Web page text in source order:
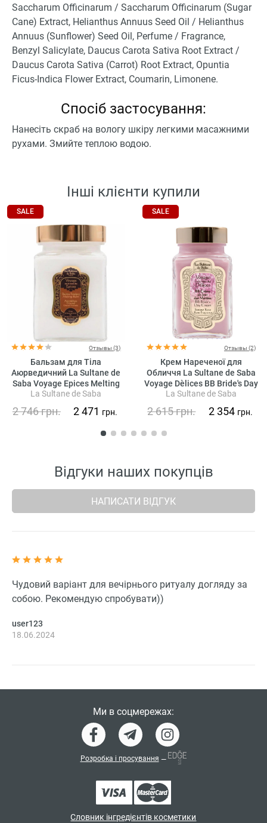
Saccharum Officinarum / Saccharum Officinarum (Sugar
Cane) Extract, Helianthus Annuus Seed Oil / Helianthus
Annuus (Sunflower) Seed Oil, Perfume / Fragrance,
Benzyl Salicylate, Daucus Carota Sativa Root Extract /
Daucus Carota Sativa (Carrot) Root Extract, Opuntia
Ficus-Indica Flower Extract, Coumarin, Limonene.
Спосіб застосування:
Нанесіть скраб на вологу шкіру легкими масажними
рухами. Змийте теплою водою.
Інші клієнти купили
SALE
Отзывы (3)
Бальзам для Тіла
Аюрведичний La Sultane de
Saba Voyage Epices Melting
Balm Oriental Ayurvedic
La Sultane de Saba
2 746грн. 2 471 грн.
SALE
Отзывы (2)
Крем Нареченої для
Обличчя La Sultane de Saba
Voyage Dèlices BB Bride's Day
Cream Rose Fragrance
La Sultane de Saba
2 615грн. 2 354 грн.
Відгуки наших покупців
НАПИСАТИ ВІДГУК
Чудовий варіант для вечірнього ритуалу догляду за
собою. Рекомендую спробувати))
user123
18.06.2024
Словник інгредієнтів косметики
Ми в соцмережах:
Розробка і просування —